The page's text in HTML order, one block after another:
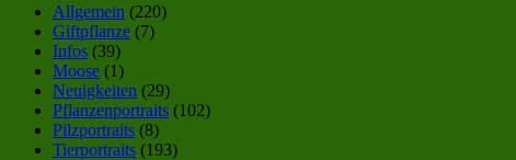
Allgemein (220)
Giftpflanze (7)
Infos (39)
Moose (1)
Neuigkeiten (29)
Pflanzenportraits (102)
Pilzportraits (8)
Tierportraits (193)